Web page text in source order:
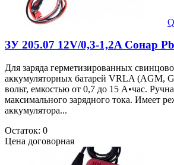
ЗУ 205.07 12V/0,3-1,2A Сонар Pb
Для заряда герметизированных
аккумуляторных батарей VRLA (AGM,
вольт, емкостью от 0,7 до 15 А•час.
максимального зарядного тока. Имеет
аккумулятора...
Остаток: 0
Цена договорная